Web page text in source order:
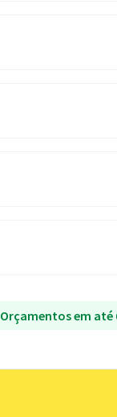
Orçamentos em até